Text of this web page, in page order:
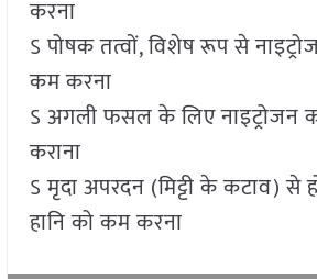
करना
ऽ पोषक तत्वों, विशेष रूप से
कम करना
ऽ अगली फसल के लिए नाइट्रोजन
कराना
ऽ मृदा अपरदन (मिट्टी के कटाव) से
हानि को कम करना